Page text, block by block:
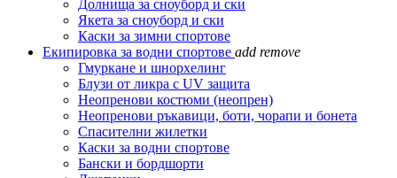
Долнища за сноуборд и ски
Якета за сноуборд и ски
Каски за зимни спортове
Екипировка за водни спортове add remove
Гмуркане и шнорхелинг
Блузи от ликра с UV защита
Неопренови костюми (неопрен)
Неопренови ръкавици, боти, чорапи и бонета
Спасителни жилетки
Каски за водни спортове
Бански и бордшорти